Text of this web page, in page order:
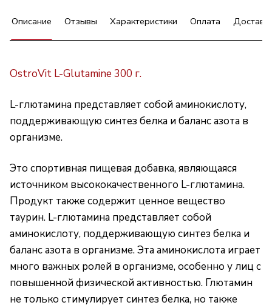
Описание Отзывы Характеристики Оплата
OstroVit L-Glutamine 300 г.
L-глютамина представляет собой аминокислоту,
поддерживающую синтез белка и баланс азота в
организме.
Это спортивная пищевая добавка, являющаяся
источником высококачественного L-глютамина.
Продукт также содержит ценное вещество
таурин. L-глютамина представляет собой
аминокислоту, поддерживающую синтез белка и
баланс азота в организме. Эта аминокислота играет
много важных ролей в организме, особенно у лиц с
повышенной физической активностью. Глютамин
не только стимулирует синтез белка, но также